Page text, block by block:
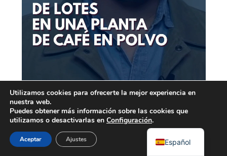
Utilizamos cookies para ofrecerte la mejor experiencia en
nuestra web.
Puedes obtener más información sobre las cookies que
utilizamos o desactivarlas en Configuración.
Aceptar Ajustes Español